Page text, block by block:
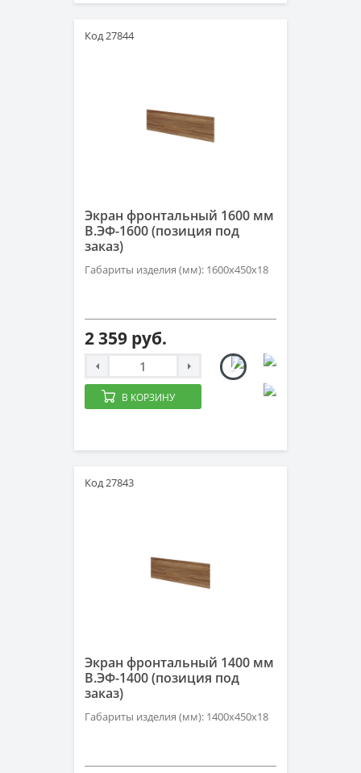
Код 27844
Экран фронтальный 1600 мм
В.ЭФ-1600 (позиция под
заказ)
Габариты изделия (мм): 1600х450х18
2 359 руб.
В КОРЗИНУ
Код 27843
Экран фронтальный 1400 мм
В.ЭФ-1400 (позиция под
заказ)
Габариты изделия (мм): 1400х450х18